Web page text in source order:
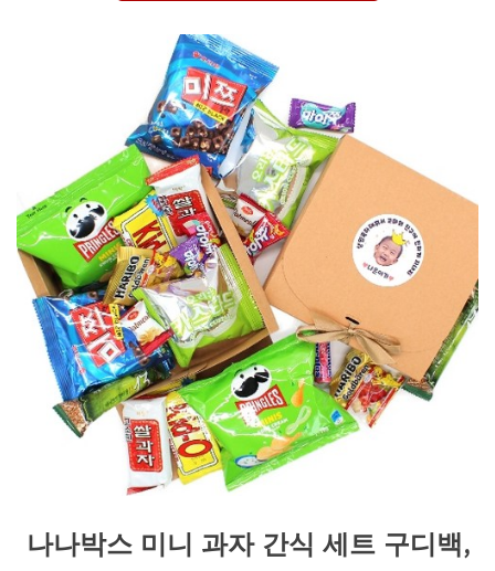
나나박스 미니 과자 간식 세트 구디백,